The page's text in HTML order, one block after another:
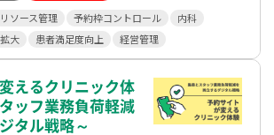
リソース管理 予約枠コントロール
内科
大 患者満足度向上 経営管理
えるクリニック体
ッフ業務負荷軽減
タル戦略～